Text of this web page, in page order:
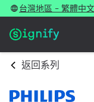
台灣地區 - 繁體中文
返回系列